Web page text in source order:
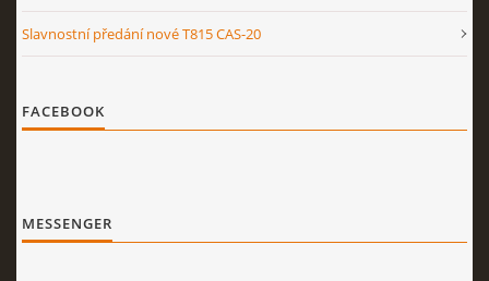
Slavnostní předání nové T815 CAS-20
FACEBOOK
MESSENGER